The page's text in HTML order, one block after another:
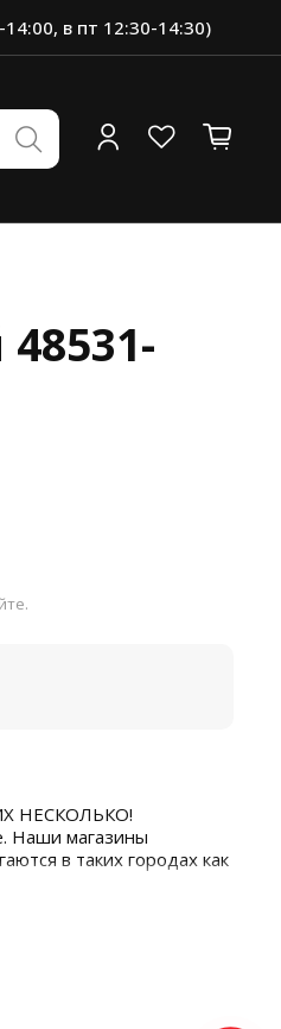
в пт 12:30-14:30)
НЕСКОЛЬКО!
Наши магазины
в таких городах как